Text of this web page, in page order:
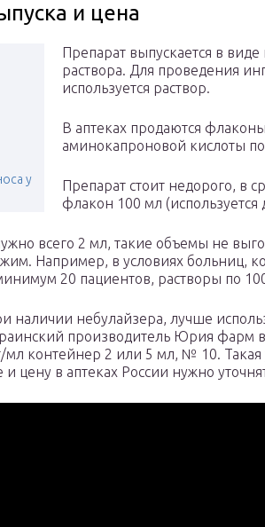
и цена
у
Препарат выпускается в
раствора. Для проведения
используется раствор.
В аптеках продаются
аминокапроновой кислоты
Препарат стоит недорого, в
флакон 100 мл (используется
всего 2 мл, такие объемы не
Например, в условиях больниц,
20 пациентов, растворы по
наличии небулайзера, лучше
производитель Юрия фарм
контейнер 2 или 5 мл, № 10. Такая
цену в аптеках России нужно